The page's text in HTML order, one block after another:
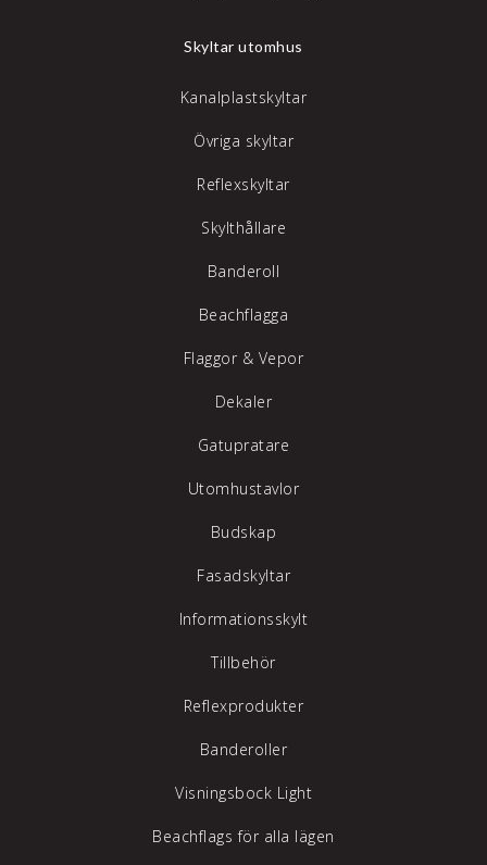
Skyltar utomhus
Kanalplastskyltar
Övriga skyltar
Reflexskyltar
Skylthållare
Banderoll
Beachflagga
Flaggor & Vepor
Dekaler
Gatupratare
Utomhustavlor
Budskap
Fasadskyltar
Informationsskylt
Tillbehör
Reflexprodukter
Banderoller
Visningsbock Light
Beachflags för alla lägen